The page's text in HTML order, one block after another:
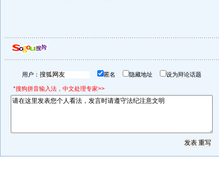
用户： 匿名 隐藏地址 设为辩论话题
*搜狗拼音输入法，中文处理专家>>